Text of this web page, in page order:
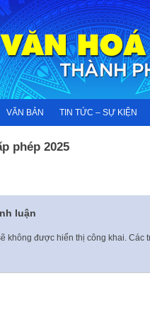
VĂN BẢN TIN TỨC – SỰ KIỆN
phép 2025
luận
không được hiển thị công khai. Các